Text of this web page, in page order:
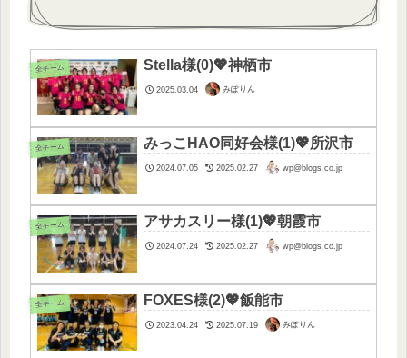
全チーム Stella様(0)💖神栖市
2025.03.04 みぽりん
全チーム みっこHAO同好会様(1)💖所沢市
2024.07.05 2025.02.27 wp@blogs.co.jp
全チーム アサカスリー様(1)💖朝霞市
2024.07.24 2025.02.27 wp@blogs.co.jp
全チーム FOXES様(2)💖飯能市
2023.04.24 2025.07.19 みぽりん